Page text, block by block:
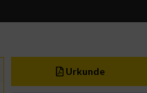
Urkunde